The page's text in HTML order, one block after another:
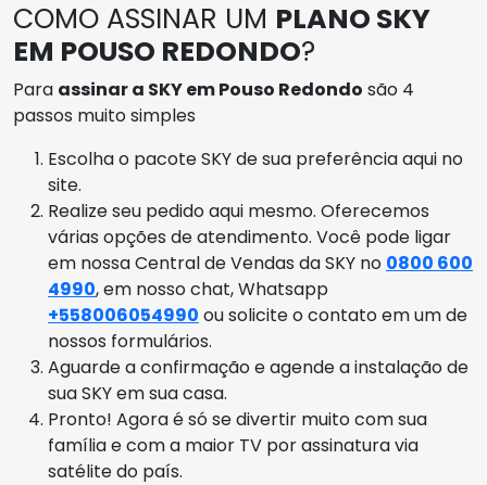
COMO ASSINAR UM PLANO SKY
EM POUSO REDONDO?
Para assinar a SKY em Pouso Redondo são 4
passos muito simples
Escolha o pacote SKY de sua preferência aqui no
site.
Realize seu pedido aqui mesmo. Oferecemos
várias opções de atendimento. Você pode ligar
em nossa Central de Vendas da SKY no 0800 600
4990, em nosso chat, Whatsapp
+558006054990 ou solicite o contato em um de
nossos formulários.
Aguarde a confirmação e agende a instalação de
sua SKY em sua casa.
Pronto! Agora é só se divertir muito com sua
família e com a maior TV por assinatura via
satélite do país.